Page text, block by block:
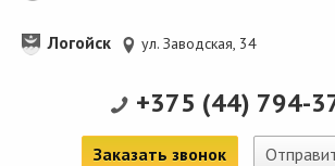
Логойск ул. Заводская, 34
+375 (44) 794-
Заказать звонок